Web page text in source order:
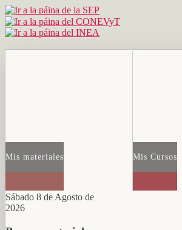
Mis materiales Mis Cursos
Sábado 8 de Agosto de
2026